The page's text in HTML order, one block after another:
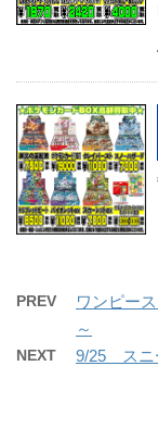
PREV
ワンピー
～
NEXT 9/25 スニ